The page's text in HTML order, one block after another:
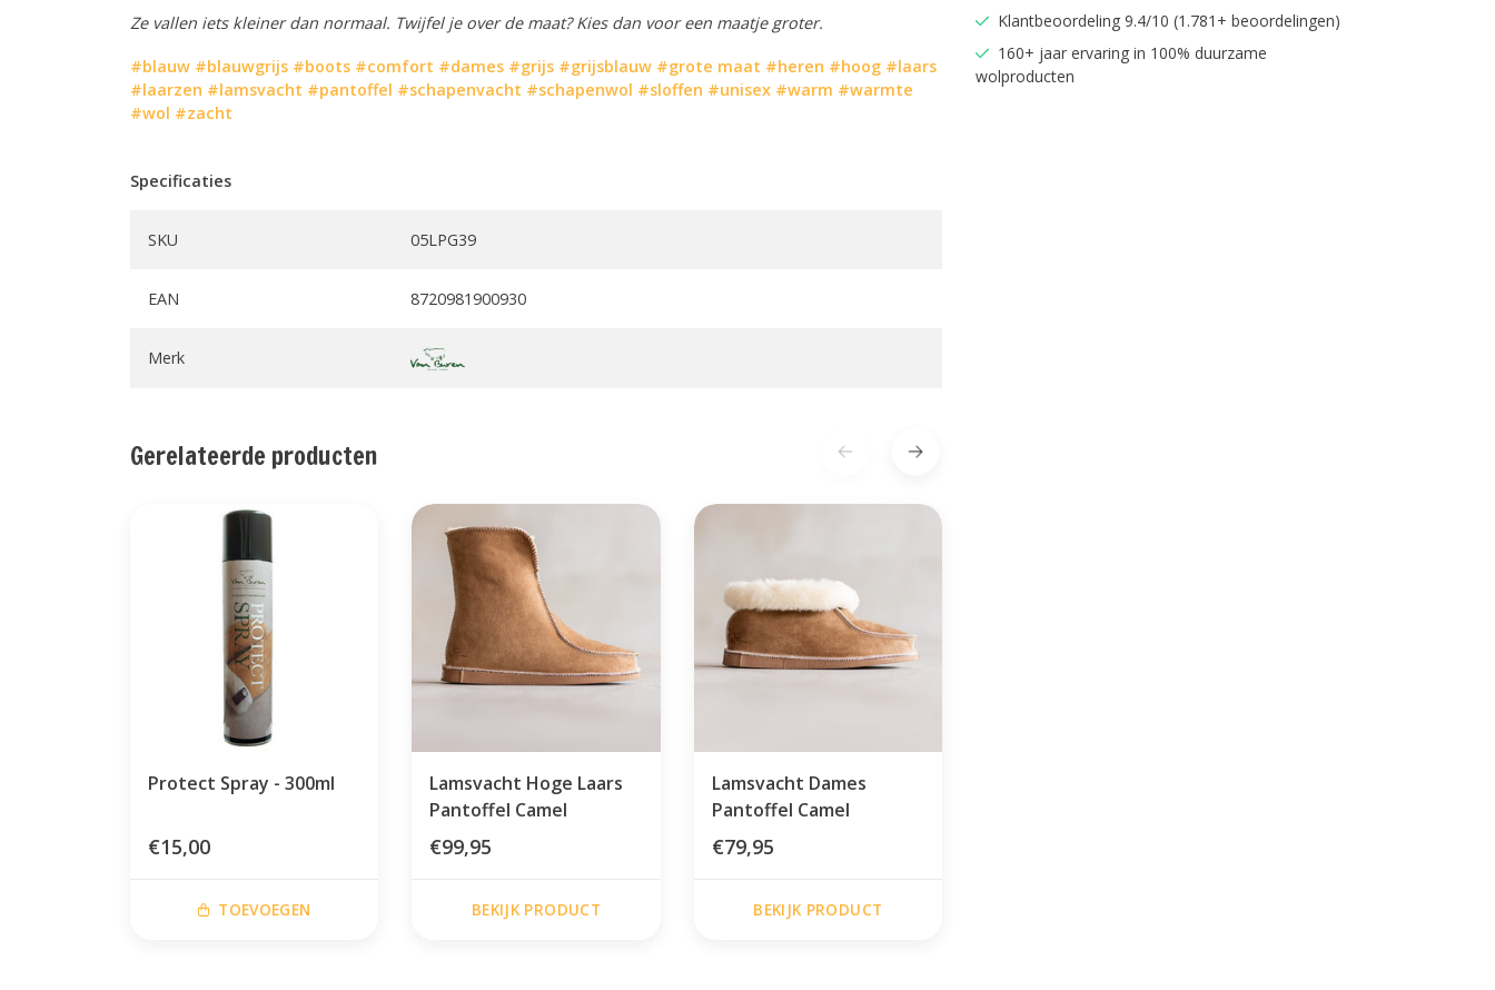
Klantbeoordeling 9.4/10 (1.781+ beoordelingen)
160+ jaar ervaring in 100% duurzame
wolproducten
Ze vallen iets kleiner dan normaal. Twijfel je over de maat? Kies dan voor een maatje groter.
#blauw #blauwgrijs #boots #comfort #dames #grijs #grijsblauw #grote maat #heren #hoog #laars
#laarzen #lamsvacht #pantoffel #schapenvacht #schapenwol #sloffen #unisex #warm #warmte
#wol #zacht
Specificaties
SKU 05LPG39
EAN 8720981900930
Merk
Gerelateerde producten
Protect Spray - 300ml
€15,00
TOEVOEGEN
Lamsvacht Hoge Laars
Pantoffel Camel
€99,95
BEKIJK PRODUCT
Lamsvacht Dames
Pantoffel Camel
€79,95
BEKIJK PRODUCT